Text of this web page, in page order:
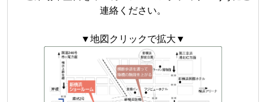
連絡ください。
▼地図クリックで拡大▼